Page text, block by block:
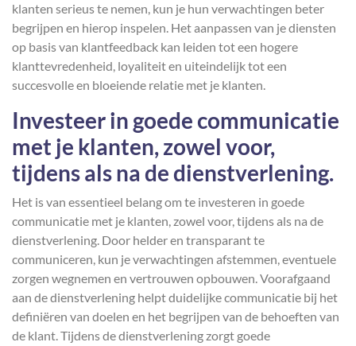
klanten serieus te nemen, kun je hun verwachtingen beter
begrijpen en hierop inspelen. Het aanpassen van je diensten
op basis van klantfeedback kan leiden tot een hogere
klanttevredenheid, loyaliteit en uiteindelijk tot een
succesvolle en bloeiende relatie met je klanten.
Investeer in goede communicatie
met je klanten, zowel voor,
tijdens als na de dienstverlening.
Het is van essentieel belang om te investeren in goede
communicatie met je klanten, zowel voor, tijdens als na de
dienstverlening. Door helder en transparant te
communiceren, kun je verwachtingen afstemmen, eventuele
zorgen wegnemen en vertrouwen opbouwen. Voorafgaand
aan de dienstverlening helpt duidelijke communicatie bij het
definiëren van doelen en het begrijpen van de behoeften van
de klant. Tijdens de dienstverlening zorgt goede